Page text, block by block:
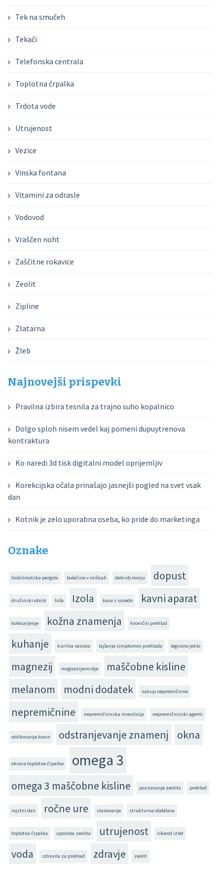
Tek na smučeh
Tekači
Telefonska centrala
Toplotna črpalka
Trdota vode
Utrujenost
Vezice
Vinska fontana
Vitamini za odrasle
Vodovod
Vraščen noht
Zaščitne rokavice
Zeolit
Zipline
Zlatarna
Žleb
Najnovejši prispevki
Pravilna izbira tesnila za trajno suho kopalnico
Dolgo sploh nisem vedel kaj pomeni dupuytrenova
kontraktura
Ko naredi 3d tisk digitalni model oprijemljiv
Korekcijska očala prinašajo jasnejši pogled na svet vsak
dan
Kotnik je zelo uporabna oseba, ko pride do marketinga
Oznake
bioklimatska pergola bolečine v mišicah delo ob morju dopust
družinski obisk hiša Izola kava s sosedo kavni aparat
kolesarjenje kožna znamenja kronični prehlad
kuhanje kurilna sezona lajšanje simptomov prehlada legirano jeklo
magnezij magnezijevo olje
maščobne kisline
melanom
modni dodatek nakup nepremičnine
nepremičnine nepremičninska investicija nepremičninski agenti
oblikovanje kovin odstranjevanje znamenj okna
okvara toplotne črpalke omega 3
omega 3 maščobne kisline poznavanje zeolita prehlad
rojstni dan ročne ure stanovanje strukturna obdelava
toplotna črpalka uporaba zeolita utrujenost vikend izlet
voda zdravila za prehlad zdravje zeolit